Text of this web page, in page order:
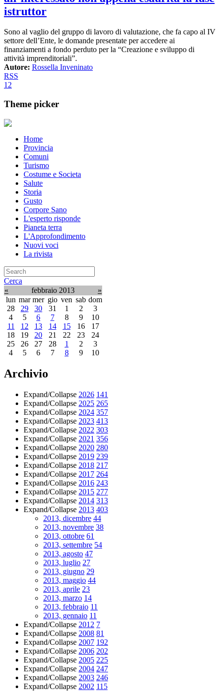
istruttor
Sono al vaglio del gruppo di lavoro di valutazione, che fa capo al IV
settore dell’Ente, le domande presentate per accedere ai
finanziamenti a fondo perduto per la “Creazione e sviluppo di
attività imprenditoriali”.
Autore: Rossella Inveninato
RSS
12
Theme picker
Home
Provincia
Comuni
Turismo
Costume e Societa
Salute
Storia
Gusto
Corpore Sano
L'esperto risponde
Pianeta terra
L'Approfondimento
Nuovi voci
La rivista
Cerca
«
febbraio 2013
»
lun mar mer gio ven sab dom
28
29 30 31 1 2
3
4
5 6 7 8 9
10
11
12 13 14 15 16
17
18
19 20 21 22 23
24
25
26 27 28 1 2
3
4
5 6 7 8 9 10
Archivio
Expand/Collapse 2026 141
Expand/Collapse 2025 265
Expand/Collapse 2024 357
Expand/Collapse 2023 413
Expand/Collapse 2022 303
Expand/Collapse 2021 356
Expand/Collapse 2020 280
Expand/Collapse 2019 239
Expand/Collapse 2018 217
Expand/Collapse 2017 264
Expand/Collapse 2016 243
Expand/Collapse 2015 277
Expand/Collapse 2014 313
Expand/Collapse 2013 403
2013, dicembre 44
2013, novembre 38
2013, ottobre 61
2013, settembre 54
2013, agosto 47
2013, luglio 27
2013, giugno 29
2013, maggio 44
2013, aprile 23
2013, marzo 14
2013, febbraio 11
2013, gennaio 11
Expand/Collapse 2012 7
Expand/Collapse 2008 81
Expand/Collapse 2007 192
Expand/Collapse 2006 202
Expand/Collapse 2005 225
Expand/Collapse 2004 247
Expand/Collapse 2003 246
Expand/Collapse 2002 115